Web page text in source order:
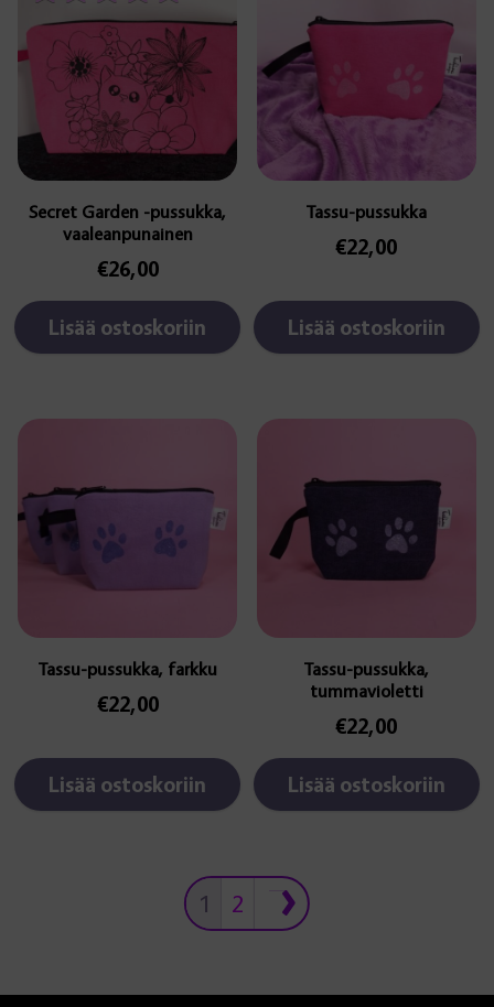
Secret Garden -pussukka,
vaaleanpunainen
Arvostelu
tuotteesta:
5.00
/ 5
€26,00
Lisää ostoskoriin
Tassu-pussukka
€22,00
Lisää ostoskoriin
Tassu-pussukka, farkku
€22,00
Lisää ostoskoriin
Tassu-pussukka,
tummavioletti
€22,00
Lisää ostoskoriin
1 2